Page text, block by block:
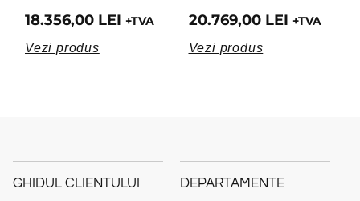
18.356,00 LEI +TVA
Vezi produs
20.769,00 LEI +TVA
Vezi produs
GHIDUL CLIENTULUI DEPARTAMENTE